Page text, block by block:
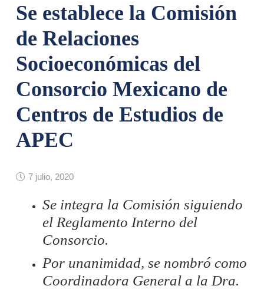
Se establece la Comisión
de Relaciones
Socioeconómicas del
Consorcio Mexicano de
Centros de Estudios de
APEC
7 julio, 2020
Se integra la Comisión siguiendo
el Reglamento Interno del
Consorcio.
Por unanimidad, se nombró como
Coordinadora General a la Dra.